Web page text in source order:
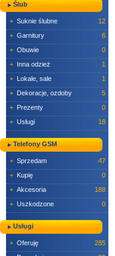
Ślub
+ Suknie ślubne
12
+ Garnitury
6
+ Obuwie
0
+ Inna odzież
1
+ Lokale, sale
1
+ Dekoracje, ozdoby
5
+ Prezenty
0
+ Usługi 18
Telefony GSM
+ Sprzedam
47
+ Kupię
0
+ Akcesoria
188
+ Uszkodzone 0
Usługi
+ Oferuję
285